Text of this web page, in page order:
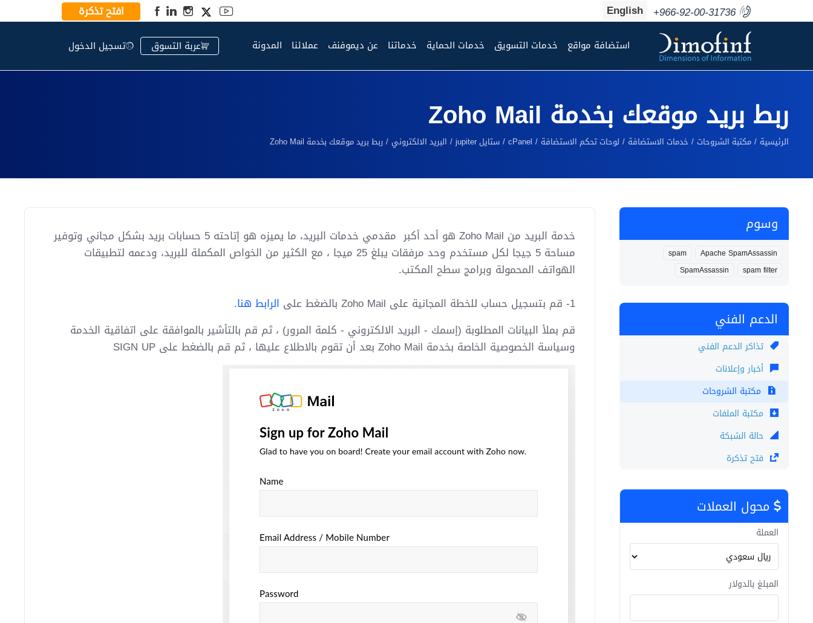
افتح تذكرة +966-92-00-31736
English
المدونة عملائنا عن ديموفنف خدماتنا خدمات الحماية خدمات التسويق استضافة مواقع تسجيل الدخول عربة التسوق
ربط بريد موقعك بخدمة Zoho Mail
الرئيسية مكتبة الشروحات خدمات الاستضافة لوحات تحكم الاستضافة cPanel ستايل jupiter البريد الالكتروني ربط بريد موقعك بخدمة Zoho Mail
وسوم
Apache SpamAssassin
spam
spam filter
SpamAssassin
الدعم الفني
تذاكر الدعم الفني
أخبار وإعلانات
مكتبة الشروحات
مكتبة الملفات
حالة الشبكة
فتح تذكرة
محول العملات
العملة
المبلغ بالدولار
خدمة البريد من Zoho Mail هو أحد أكبر مقدمي خدمات البريد، ما يميزه هو إتاحته 5 حسابات بريد بشكل مجاني وتوفير
مساحة 5 جيجا لكل مستخدم وحد مرفقات يبلغ 25 ميجا ، مع الكثير من الخواص المكملة للبريد، ودعمه لتطبيقات
الهواتف المحمولة وبرامج سطح المكتب.
1- قم بتسجيل حساب للخطة المجانية على Zoho Mail بالضغط على
الرابط هنا.
قم بملأ البيانات المطلوبة (إسمك - البريد الالكتروني - كلمة المرور) ، ثم قم بالتأشير بالموافقة على اتفاقية الخدمة
وسياسة الخصوصية الخاصة بخدمة Zoho Mail بعد أن تقوم بالاطلاع عليها ، ثم قم بالضغط على SIGN UP